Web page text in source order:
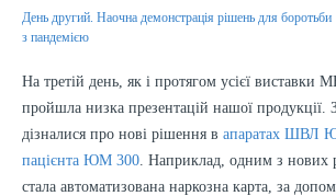
День другий. Наочна демонстрація рішень для боротьби
з пандемією
На третій день, як і протягом усієї виставки
пройшла низка презентацій нашої продукції.
дізналися про нові рішення в апаратах ШВЛ
пацієнта ЮМ 300 . Наприклад, одним з нових
стала автоматизована наркозна карта, за